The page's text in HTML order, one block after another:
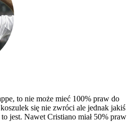
to nie może mieć 100% praw do
się nie zwróci ale jednak jakiś
jest. Nawet Cristiano miał 50% praw